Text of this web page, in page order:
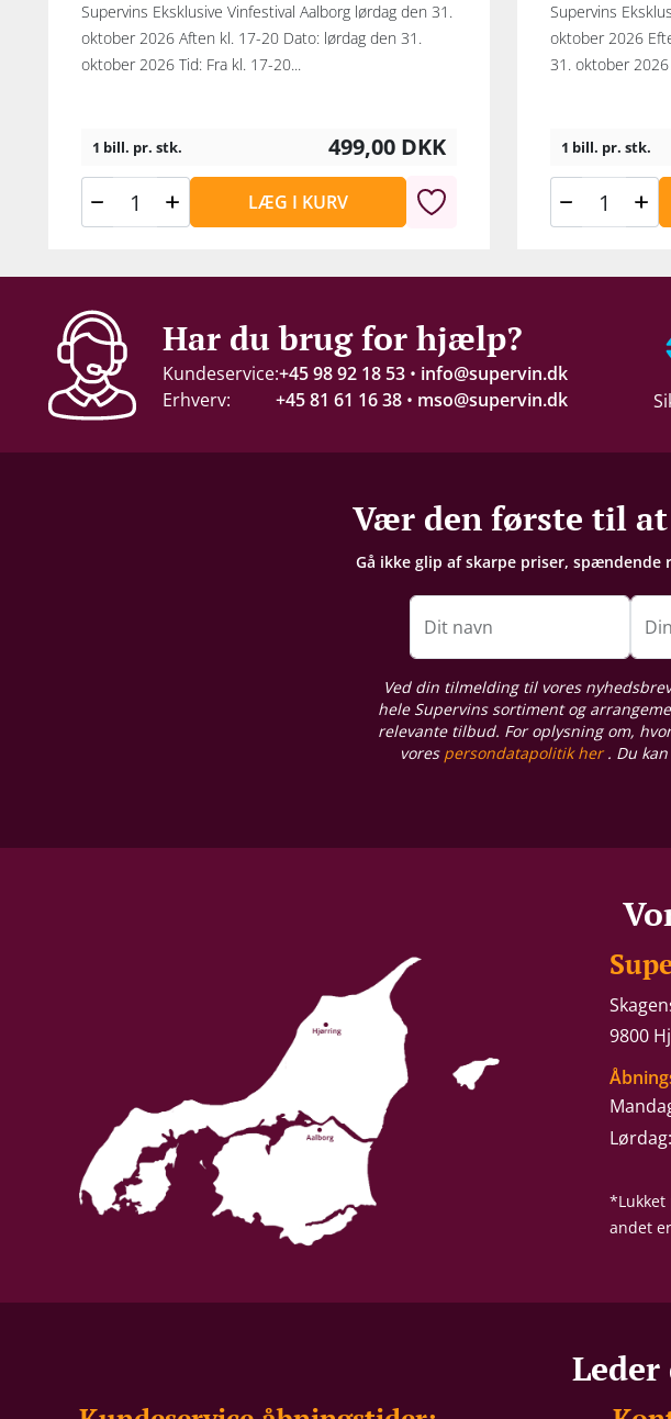
Supervins Eksklusive Vinfestival Aalborg lørdag den 31.
oktober 2026 Aften kl. 17-20 Dato: lørdag den 31.
oktober 2026 Tid: Fra kl. 17-20...
1 bill. pr. stk. 499,00 DKK
LÆG I KURV
Supervins
oktober 2026
31. oktober 2026
1 bill. pr. stk.
Har du brug for hjælp?
Kundeservice:+45 98 92 18 53 • info@supervin.dk
Erhverv:
+45 81 61 16 38 • mso@supervin.dk
Vær den første til
Gå ikke glip af skarpe priser,
Dit navn
Ved din tilmelding til vores
hele Supervins sortiment og
relevante tilbud. For oplysning om,
vores persondatapolitik her. Du
9800
Lørdag:
*Lukket
andet